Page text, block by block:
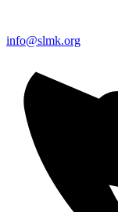
info@slmk.org